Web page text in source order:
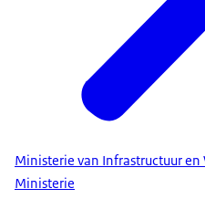
Ministerie van Infrastructuur en
Ministerie